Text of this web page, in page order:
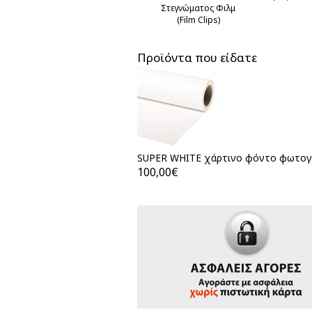
Στεγνώματος Φιλμ
(Film Clips)
Προϊόντα που είδατε
SUPER WHITE χάρτινο φόντο
100,00€